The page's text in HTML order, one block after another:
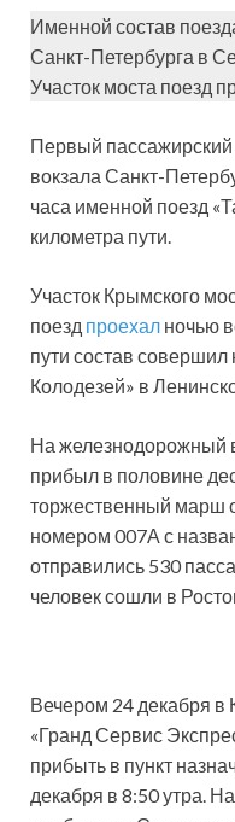
Именной состав
Санкт-Петербурга в
Участок моста поезд
Первый пассажирский
вокзала Санкт-
часа именной поезд
километра пути.
Участок Крымского
поезд проехал ночью
пути состав
Колодезей» в
На железнодорожный
прибыл в половине
торжественный марш
номером 007А с
отправились 530
человек сошли в
Вечером 24 декабря в
«Гранд Сервис
прибыть в пункт
декабря в 8:50 утра.